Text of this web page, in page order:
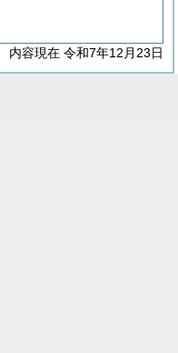
内容現在 令和7年12月23日